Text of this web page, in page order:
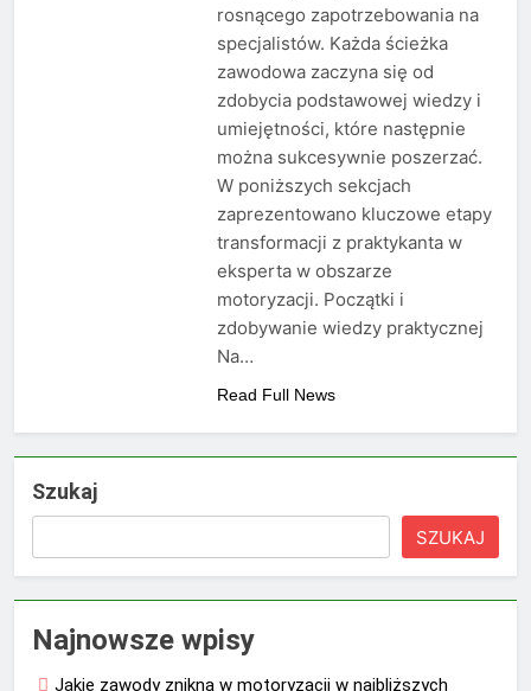
rosnącego zapotrzebowania na
specjalistów. Każda ścieżka
zawodowa zaczyna się od
zdobycia podstawowej wiedzy i
umiejętności, które następnie
można sukcesywnie poszerzać.
W poniższych sekcjach
zaprezentowano kluczowe etapy
transformacji z praktykanta w
eksperta w obszarze
motoryzacji. Początki i
zdobywanie wiedzy praktycznej
Na…
Read Full News
Szukaj
SZUKAJ
Najnowsze wpisy
Jakie zawody znikną w motoryzacji w najbliższych